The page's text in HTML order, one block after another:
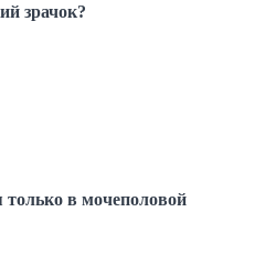
зрачок?
только в мочеполовой